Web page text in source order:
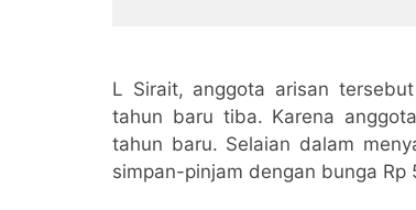
L Sirait, anggota arisan
tahun baru tiba. Karena
tahun baru. Selaian dalam
simpan-pinjam dengan bunga Rp